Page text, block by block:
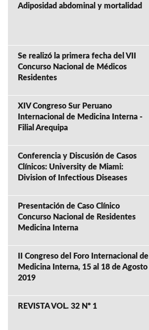
Adiposidad abdominal y mortalidad
Se realizó la primera fecha del VII
Concurso Nacional de Médicos
Residentes
XIV Congreso Sur Peruano
Internacional de Medicina Interna -
Filial Arequipa
Conferencia y Discusión de Casos
Clínicos: University de Miami:
Division of Infectious Diseases
Presentación de Caso Clínico
Concurso Nacional de Residentes
Medicina Interna
II Congreso del Foro Internacional de
Medicina Interna, 15 al 18 de Agosto
2019
REVISTA VOL. 32 Nº 1